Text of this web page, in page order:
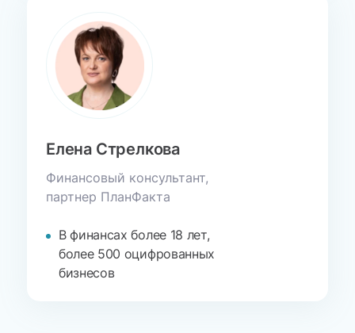
Елена Стрелкова
Финансовый консультант,
партнер ПланФакта
В финансах более 18 лет,
более 500 оцифрованных
бизнесов